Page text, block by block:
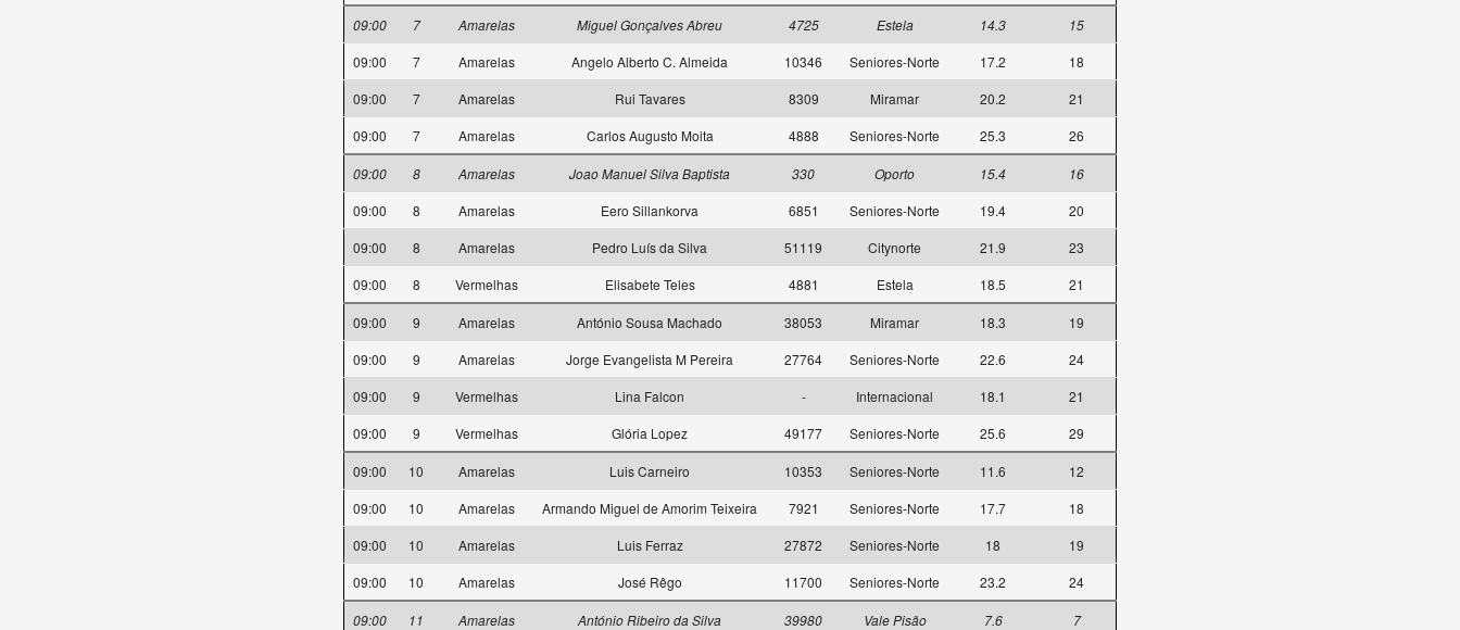
09:00 7 Amarelas Miguel Gonçalves Abreu 4725 Estela 14.3
15
09:00
7 Amarelas Angelo Alberto C. Almeida 10346 Seniores-Norte 17.2
18
09:00
7 Amarelas Rui Tavares 8309 Miramar 20.2
21
09:00
7 Amarelas Carlos Augusto Moita 4888 Seniores-Norte 25.3 26
09:00 8 Amarelas Joao Manuel Silva Baptista 330 Oporto 15.4
16
09:00
8 Amarelas Eero Sillankorva 6851 Seniores-Norte 19.4
20
09:00
8 Amarelas Pedro Luís da Silva 51119 Citynorte 21.9
23
09:00
8 Vermelhas Elisabete Teles 4881 Estela 18.5 21
09:00 9 Amarelas António Sousa Machado 38053 Miramar 18.3
19
09:00
9 Amarelas Jorge Evangelista M Pereira 27764 Seniores-Norte 22.6
24
09:00
9 Vermelhas Lina Falcon - Internacional 18.1
21
09:00
9 Vermelhas Glória Lopez 49177 Seniores-Norte 25.6 29
09:00 10 Amarelas Luis Carneiro 10353 Seniores-Norte 11.6
12
09:00
10 Amarelas Armando Miguel de Amorim Teixeira 7921 Seniores-Norte 17.7
18
09:00
10 Amarelas Luis Ferraz 27872 Seniores-Norte 18
19
09:00
10 Amarelas José Rêgo 11700 Seniores-Norte 23.2 24
09:00 11 Amarelas António Ribeiro da Silva 39980 Vale Pisão 7.6
7